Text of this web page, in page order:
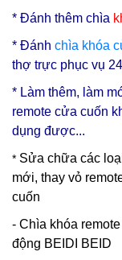
* Đánh thêm chìa
* Đánh chìa khóa
thợ trực phục vụ
* Làm thêm, làm
remote cửa cuốn
dụng được...
* Sửa chữa các
mới, thay vỏ
cuốn
- Chìa khóa
động BEIDI BEID